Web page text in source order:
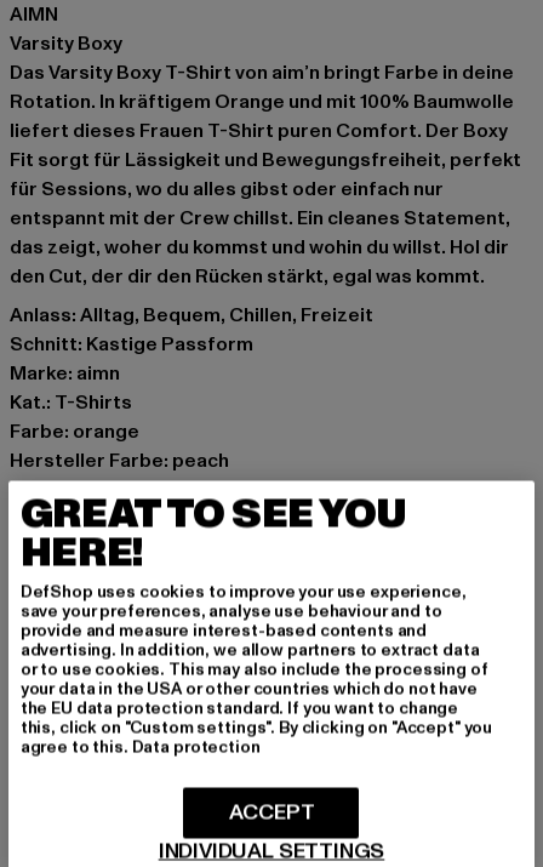
AIMN
Varsity Boxy
Das Varsity Boxy T-Shirt von aim’n bringt Farbe in deine
Rotation. In kräftigem Orange und mit 100% Baumwolle
liefert dieses Frauen T-Shirt puren Comfort. Der Boxy
Fit sorgt für Lässigkeit und Bewegungsfreiheit, perfekt
für Sessions, wo du alles gibst oder einfach nur
entspannt mit der Crew chillst. Ein cleanes Statement,
das zeigt, woher du kommst und wohin du willst. Hol dir
den Cut, der dir den Rücken stärkt, egal was kommt.
Anlass: Alltag, Bequem, Chillen, Freizeit
Schnitt: Kastige Passform
Marke: aimn
Kat.: T-Shirts
Farbe: orange
Hersteller Farbe: peach
Materialzusammensetzung: 100% Baumwolle
Art.Nr: 24080607-00822
agentur@urbanstylesagency.com
Schanzenstraße 41 | 51063 Köln | DE
GRÖSSE & PASSFORM
LIEFERUNG & RÜCKGABE
GREAT TO SEE YOU
HERE!
DefShop uses cookies to improve your use experience,
save your preferences, analyse use behaviour and to
provide and measure interest-based contents and
advertising. In addition, we allow partners to extract data
or to use cookies. This may also include the processing of
your data in the USA or other countries which do not have
the EU data protection standard. If you want to change
this, click on "Custom settings". By clicking on "Accept" you
agree to this. Data protection
INDIVIDUAL SETTINGS
ACCEPT